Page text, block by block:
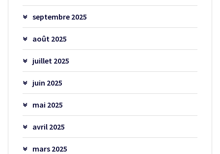
septembre 2025
août 2025
juillet 2025
juin 2025
mai 2025
avril 2025
mars 2025